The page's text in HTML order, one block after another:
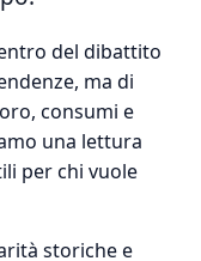
del dibattito
ma di
consumi e
una lettura
per chi vuole
storiche e